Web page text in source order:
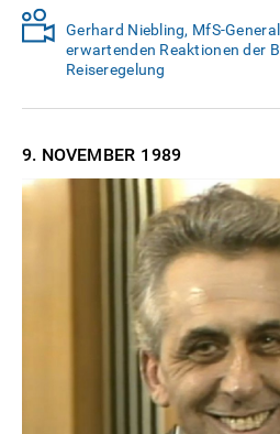
Gerhard Niebling, MfS-
erwartenden Reaktionen der
Reiseregelung
9. NOVEMBER 1989